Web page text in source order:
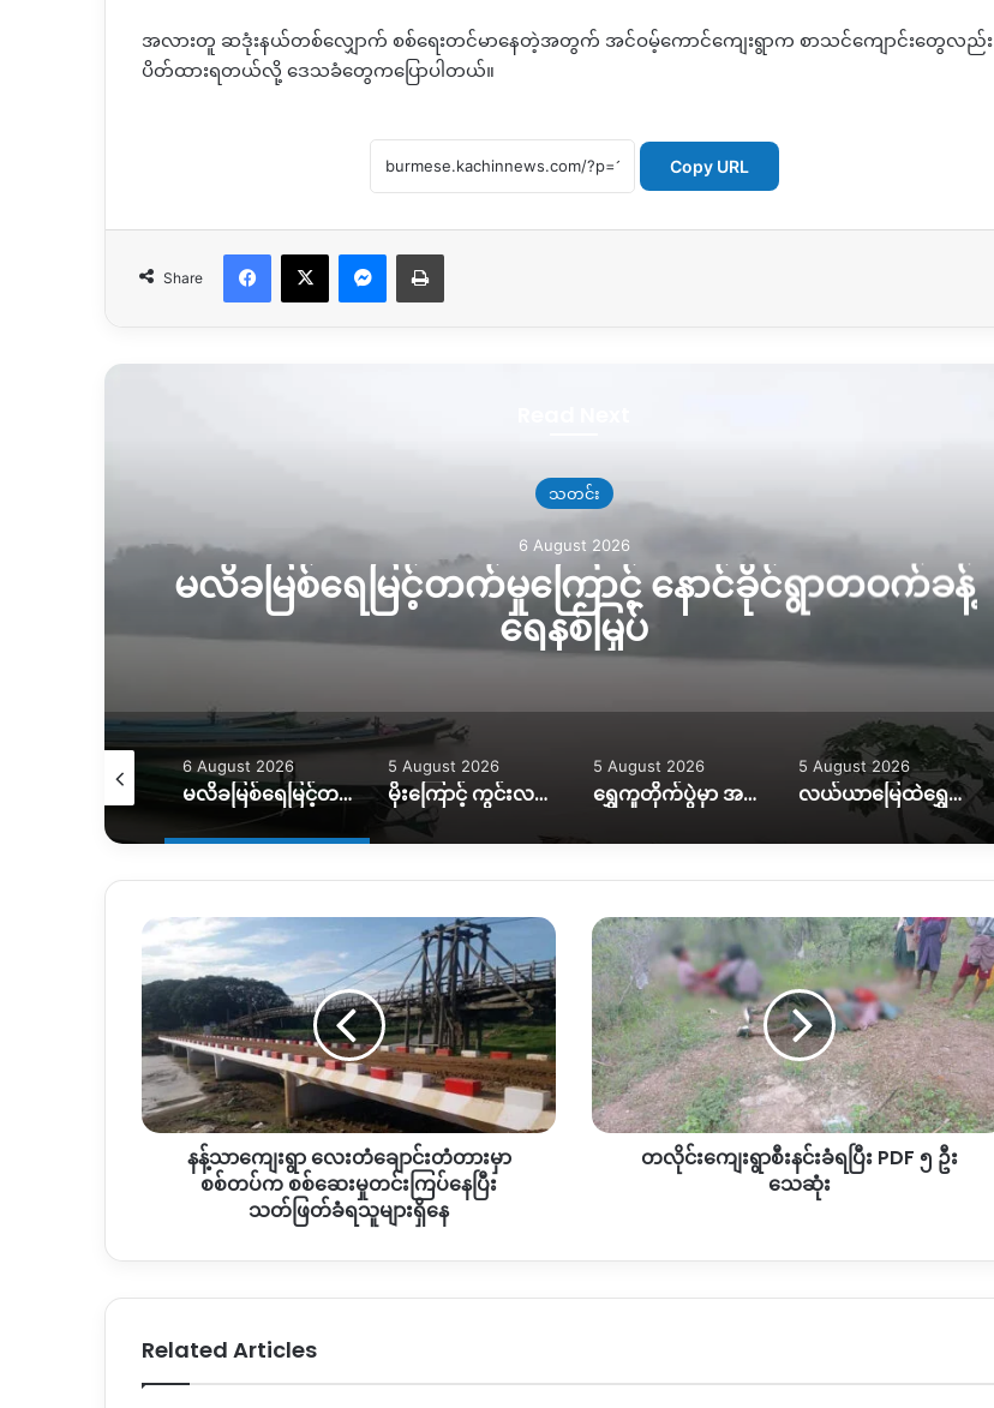
အလားတူ ဆဒုံးနယ်တစ်လျှောက် စစ်ရေးတင်မာနေတဲ့အတွက် အင်ဝမ့်ကောင်ကျေးရွာက စာသင်ကျောင်းတွေလည်း
ပိတ်ထားရတယ်လို့ ဒေသခံတွေကပြောပါတယ်။
Copy URL
Share
Facebook
X Messenger
Print
သတင်း
6 August 2026
မလိခမြစ်ရေမြင့်တက်မှုကြောင့် နောင်ခိုင်ရွာတဝက်ခန့်
ရေနစ်မြှပ်
6 August 2026
မလိခမြစ်ရေမြင့်တက်မှုကြောင့် နောင်ခိုင်ရွာတဝက်ခန့်ရေနစ်မြှပ်
5 August 2026
မိုးကြောင့် ကွင်းလမ်းသွားလာရေး ပိုခက်၊ ကုန်တင်ယာဉ်တွေကို ဆင်၊ ထွန်စက်နဲ့ ဆွဲထုတ်နေရ
5 August 2026
ရွှေကူတိုက်ပွဲမှာ အရေးပါတဲ့ စစ်တပ်စခန်းတစ်ခုကို သိမ်းပိုက်နိုင်ကြောင်း KIO ပြော
5 August 2026
လယ်ယာမြေထဲရွှေတူးဖော်နေတာကို ရပ်တန့်ပေးဖို့ဒေသခံတွေတောင်းဆိုနေ
န
န့်
သာ
ကျေးရွာ
လေး
တံ
ချောင်း
တံတား
မှာ
စစ်တပ်
သတ်ဖြတ်
ခံ
နန့်သာကျေးရွာ လေးတံချောင်းတံတားမှာ
စစ်တပ်က စစ်ဆေးမှုတင်းကြပ်နေပြီး
သတ်ဖြတ်ခံရသူများရှိနေ
တ
လိုင်း
ကျေးရွာ
စီးနင်း
ခံ
ရ
ပြီး
PDF
၅
တလိုင်းကျေးရွာစီးနင်းခံရပြီး PDF ၅ ဦး
သေဆုံး
Related Articles